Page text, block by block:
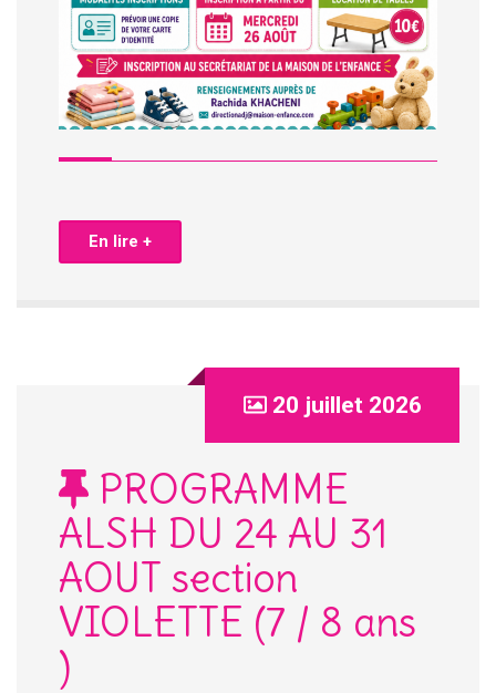
En lire +
20 juillet 2026
PROGRAMME
ALSH DU 24 AU 31
AOUT section
VIOLETTE (7 / 8 ans
)